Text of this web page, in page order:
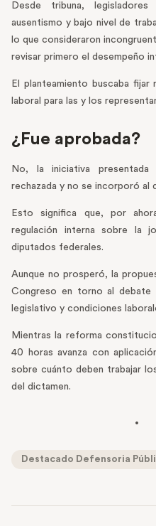
Desde tribuna,
ausentismo y bajo nivel de
lo que consideraron
revisar primero el desempeño
El planteamiento buscaba
laboral para las y los
¿Fue aprobada?
No, la iniciativa
rechazada y no se incorporó al
Esto significa que, por
regulación interna sobre la
diputados federales.
Aunque no prosperó, la
Congreso en torno al debate
legislativo y condiciones
Mientras la reforma
40 horas avanza con
sobre cuánto deben trabajar
del dictamen.
Destacado Defensoria